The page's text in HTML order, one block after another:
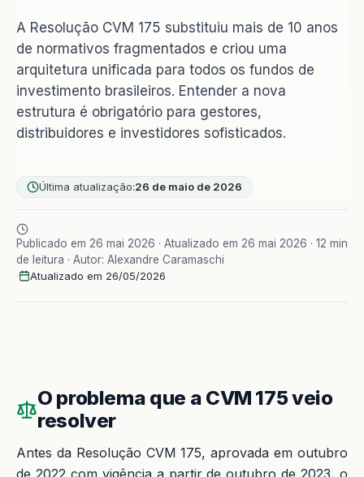
A Resolução CVM 175 substituiu mais de 10 anos
de normativos fragmentados e criou uma
arquitetura unificada para todos os fundos de
investimento brasileiros. Entender a nova
estrutura é obrigatório para gestores,
distribuidores e investidores sofisticados.
Última atualização:26 de maio de 2026
Publicado em 26 mai 2026 · Atualizado em 26 mai 2026 · 12 min
de leitura · Autor: Alexandre Caramaschi
·
Atualizado em 26/05/2026
O problema que a CVM 175 veio
resolver
Antes da Resolução CVM 175, aprovada em outubro
de 2022 com vigência a partir de outubro de 2023, o